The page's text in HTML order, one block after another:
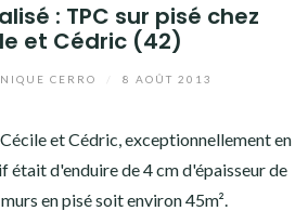
: TPC sur pisé chez
et Cédric (42)
CERRO 8 AOÛT 2013
et Cédric, exceptionnellement en
était d'enduire de 4 cm d'épaisseur de
en pisé soit environ 45m².